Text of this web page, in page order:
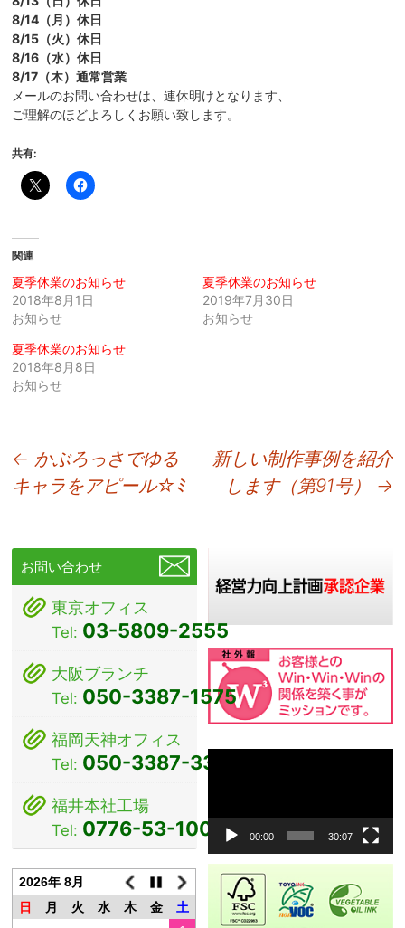
8/14（月）休日
8/15（火）休日
8/16（水）休日
8/17（木）通常営業
メールのお問い合わせは、連休明けとなります、
ご理解のほどよろしくお願い致します。
共有:
関連
夏季休業のお知らせ
2018年8月1日
お知らせ
夏季休業のお知らせ
2019年7月30日
お知らせ
夏季休業のお知らせ
2018年8月8日
お知らせ
投
稿
ビ
ゲ
ー
シ
ョ
ン
← かぶろっさでゆる
キャラをアピール☆ﾐ
新しい制作事例を紹介
します（第91号）
→
お問い合わせ
東京オフィス
Tel: 03-5809-2555
大阪ブランチ
Tel: 050-3387-1575
福岡天神オフィス
Tel: 050-3387-3381
福井本社工場
Tel: 0776-53-1000
2026年 8月
日
月 火 水 木 金
土
動
レ
ー
ヤ
00:00 30:07